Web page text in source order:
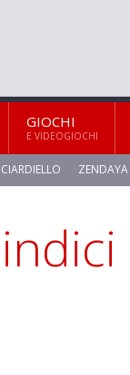
GIOCHI
E VIDEOGIOCHI
ZENDAYA